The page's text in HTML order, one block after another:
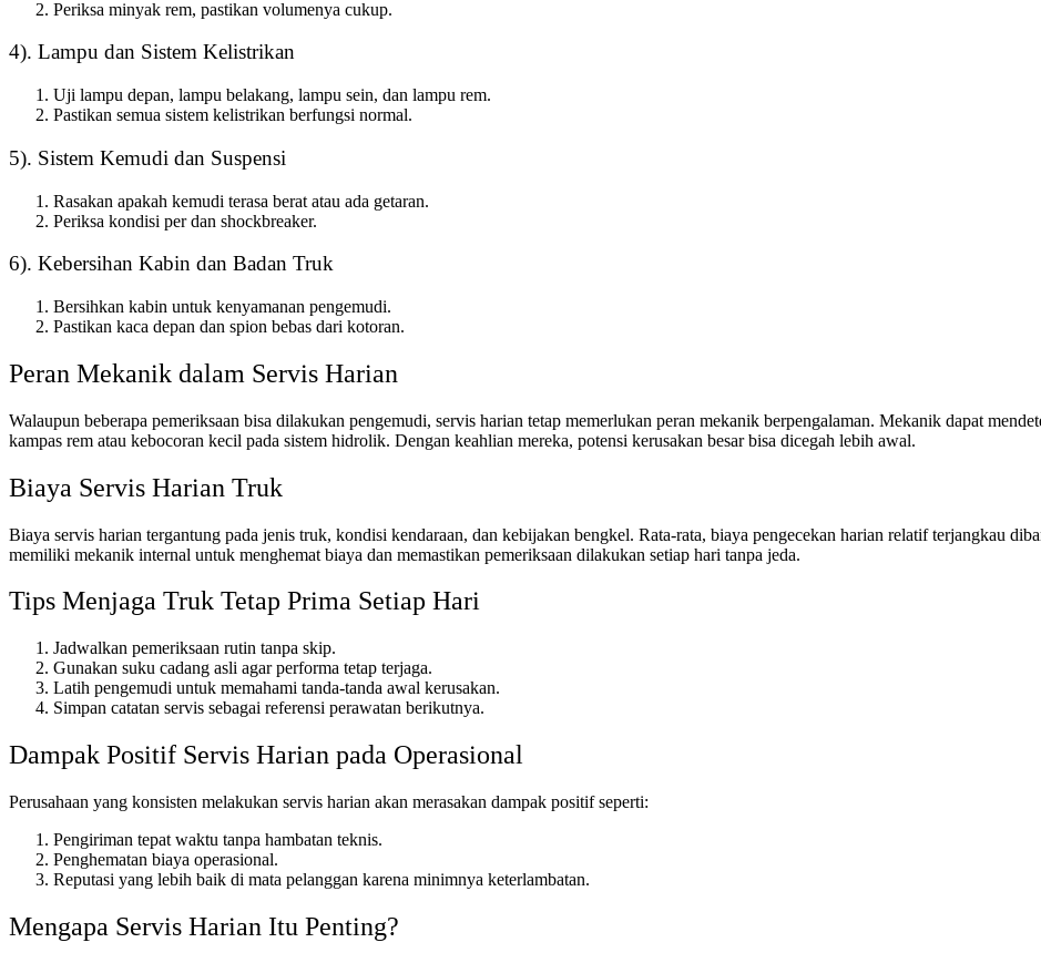
Periksa minyak rem, pastikan volumenya cukup.
4). Lampu dan Sistem Kelistrikan
Uji lampu depan, lampu belakang, lampu sein, dan lampu rem.
Pastikan semua sistem kelistrikan berfungsi normal.
5). Sistem Kemudi dan Suspensi
Rasakan apakah kemudi terasa berat atau ada getaran.
Periksa kondisi per dan shockbreaker.
6). Kebersihan Kabin dan Badan Truk
Bersihkan kabin untuk kenyamanan pengemudi.
Pastikan kaca depan dan spion bebas dari kotoran.
Peran Mekanik dalam Servis Harian
Walaupun beberapa pemeriksaan bisa dilakukan pengemudi, servis harian tetap memerlukan peran mekanik berpengalaman. Mekanik dapat
kampas rem atau kebocoran kecil pada sistem hidrolik. Dengan keahlian mereka, potensi kerusakan besar bisa dicegah lebih awal.
Biaya Servis Harian Truk
Biaya servis harian tergantung pada jenis truk, kondisi kendaraan, dan kebijakan bengkel. Rata-rata, biaya pengecekan harian relatif terjangkau
memiliki mekanik internal untuk menghemat biaya dan memastikan pemeriksaan dilakukan setiap hari tanpa jeda.
Tips Menjaga Truk Tetap Prima Setiap Hari
Jadwalkan pemeriksaan rutin tanpa skip.
Gunakan suku cadang asli agar performa tetap terjaga.
Latih pengemudi untuk memahami tanda-tanda awal kerusakan.
Simpan catatan servis sebagai referensi perawatan berikutnya.
Dampak Positif Servis Harian pada Operasional
Perusahaan yang konsisten melakukan servis harian akan merasakan dampak positif seperti:
Pengiriman tepat waktu tanpa hambatan teknis.
Penghematan biaya operasional.
Reputasi yang lebih baik di mata pelanggan karena minimnya keterlambatan.
Mengapa Servis Harian Itu Penting?